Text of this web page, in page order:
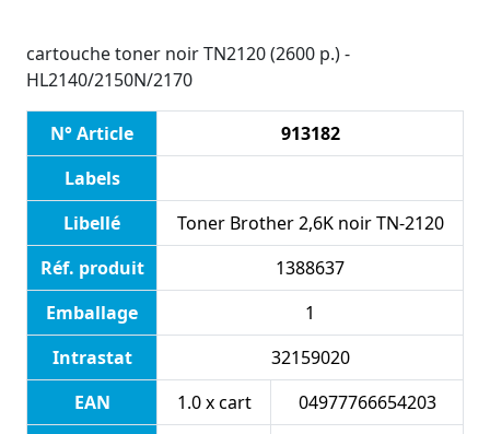
cartouche toner noir TN2120 (2600 p.) -
HL2140/2150N/2170
N° Article
913182
Labels
Libellé
Toner Brother 2,6K noir TN-2120
Réf. produit
1388637
Emballage
1
Intrastat
32159020
EAN
1.0 x cart
04977766654203